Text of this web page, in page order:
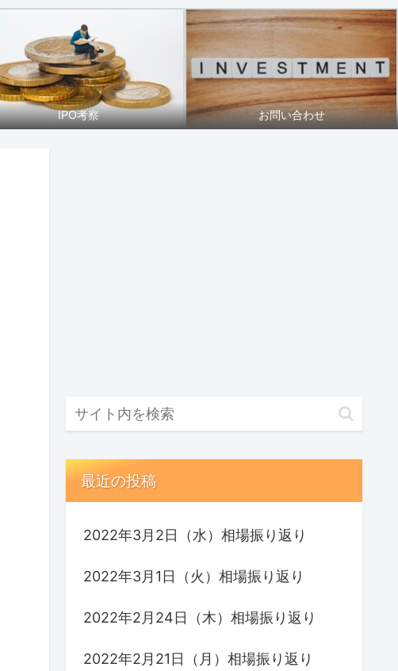
IPO考察 お問い合わせ
最近の投稿
2022年3月2日（水）相場振り返り
2022年3月1日（火）相場振り返り
2022年2月24日（木）相場振り返り
2022年2月21日（月）相場振り返り